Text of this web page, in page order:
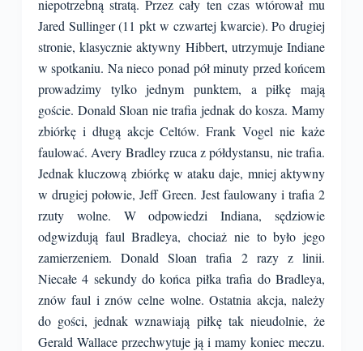
niepotrzebną stratą. Przez cały ten czas wtórował mu
Jared Sullinger (11 pkt w czwartej kwarcie). Po drugiej
stronie, klasycznie aktywny Hibbert, utrzymuje Indiane
w spotkaniu. Na nieco ponad pół minuty przed końcem
prowadzimy tylko jednym punktem, a piłkę mają
goście. Donald Sloan nie trafia jednak do kosza. Mamy
zbiórkę i długą akcje Celtów. Frank Vogel nie każe
faulować. Avery Bradley rzuca z półdystansu, nie trafia.
Jednak kluczową zbiórkę w ataku daje, mniej aktywny
w drugiej połowie, Jeff Green. Jest faulowany i trafia 2
rzuty wolne. W odpowiedzi Indiana, sędziowie
odgwizdują faul Bradleya, chociaż nie to było jego
zamierzeniem. Donald Sloan trafia 2 razy z linii.
Niecałe 4 sekundy do końca piłka trafia do Bradleya,
znów faul i znów celne wolne. Ostatnia akcja, należy
do gości, jednak wznawiają piłkę tak nieudolnie, że
Gerald Wallace przechwytuje ją i mamy koniec meczu.